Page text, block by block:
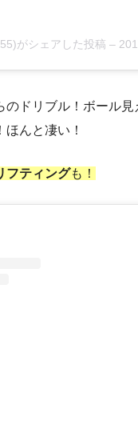
がシェアした投稿 – 2017年
のドリブル！ボール見
んと凄い！
フティングも！